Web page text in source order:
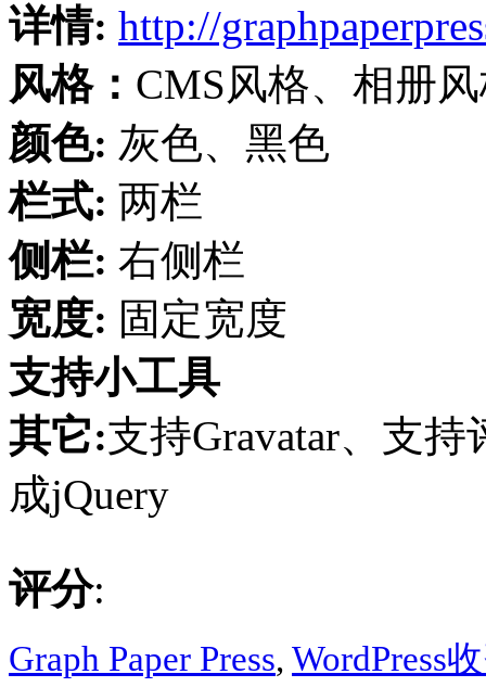
详情: http://
风格： CMS风格、相册
颜色: 灰色、黑色
栏式: 两栏
侧栏: 右侧栏
宽度: 固定宽度
支持小工具
其它:支持Gravatar、支
成jQuery
评分:
Graph Paper Press, WordPress